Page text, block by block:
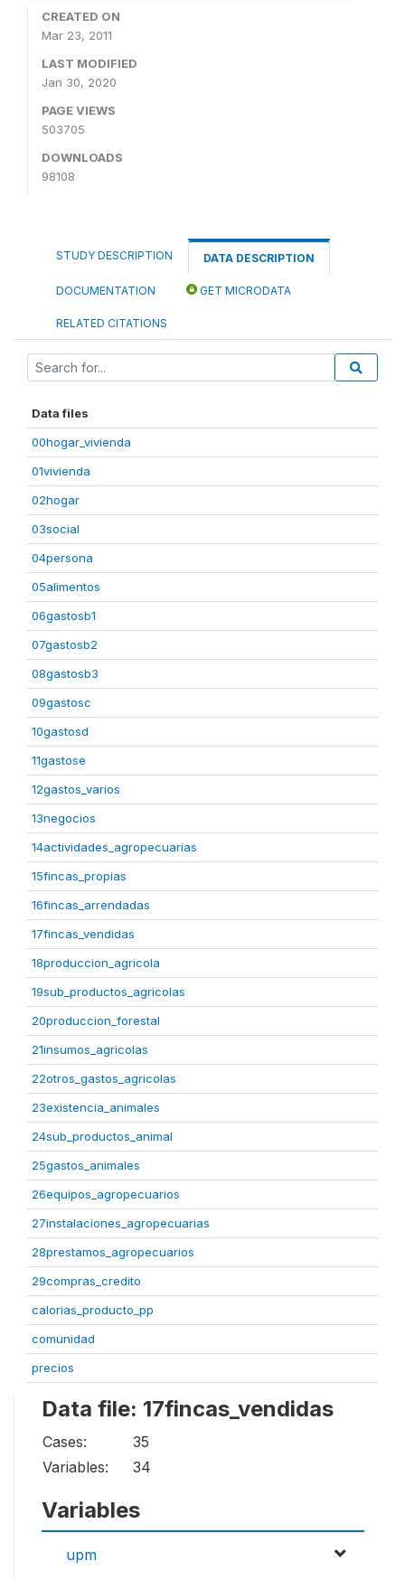
CREATED ON
Mar 23, 2011
LAST MODIFIED
Jan 30, 2020
PAGE VIEWS
503705
DOWNLOADS
98108
STUDY DESCRIPTION DATA DESCRIPTION
DOCUMENTATION GET MICRODATA
RELATED CITATIONS
Data files
00hogar_vivienda
01vivienda
02hogar
03social
04persona
05alimentos
06gastosb1
07gastosb2
08gastosb3
09gastosc
10gastosd
11gastose
12gastos_varios
13negocios
14actividades_agropecuarias
15fincas_propias
16fincas_arrendadas
17fincas_vendidas
18produccion_agricola
19sub_productos_agricolas
20produccion_forestal
21insumos_agricolas
22otros_gastos_agricolas
23existencia_animales
24sub_productos_animal
25gastos_animales
26equipos_agropecuarios
27instalaciones_agropecuarias
28prestamos_agropecuarios
29compras_credito
calorias_producto_pp
comunidad
precios
Data file: 17fincas_vendidas
Cases:
35
Variables:
34
Variables
upm